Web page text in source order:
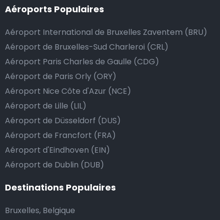
passe de la manière la plus sûre, confortable et
dépasse vos attentes, vous avez bien sûr la possibilité
de donner un pourboire.
La manière la plus simple pour ce faire est d’arrondir
le prix de la course au montant supérieur, ou de dire
au chauffeur de ne pas rendre la monnaie après lui
avoir donné un billet plus élevé que le prix de la
course.
Combien coûte une navette d’aéroport à
Bandirma?
L’un des plus gros avantages des transports
d’aéroport proposés par Airport Taxis est un tarif fixe
Aéroports Populaires
Aéroport International de Bruxelles Zaventem (BRU)
Aéroport de Bruxelles-Sud Charleroi (CRL)
Aéroport Paris Charles de Gaulle (CDG)
Aéroport de Paris Orly (ORY)
Aéroport Nice Côte d'Azur (NCE)
Aéroport de Lille (LIL)
Aéroport de Düsseldorf (DUS)
Aéroport de Francfort (FRA)
Aéroport d'Eindhoven (EIN)
Aéroport de Dublin (DUB)
Destinations Populaires
Bruxelles, Belgique